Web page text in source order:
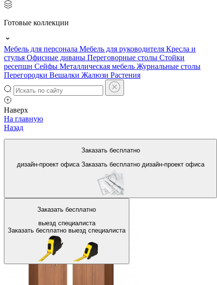
Готовые коллекции
Мебель для персонала Мебель для руководителя Кресла и
стулья Офисные диваны Переговорные столы Стойки
ресепшн Сейфы Металлическая мебель Журнальные столы
Перегородки Вешалки Жалюзи Растения
Наверх
Заказать бесплатно
дизайн-проект офиса Заказать бесплатнодизайн-проект офиса
Заказать бесплатно
выезд специалиста
Заказать бесплатно выезд специалиста
На главную
Назад
Архивные офисные шкафы и
стеллажи